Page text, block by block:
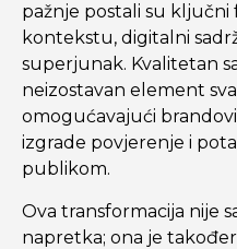
pažnje postali su
kontekstu, digitalni
superjunak. Kvalitetan
neizostavan element
omogućavajući
izgrade povjerenje i
publikom.
Ova transformacija nije
napretka; ona je